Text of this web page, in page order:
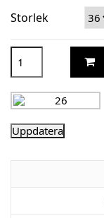
Storlek